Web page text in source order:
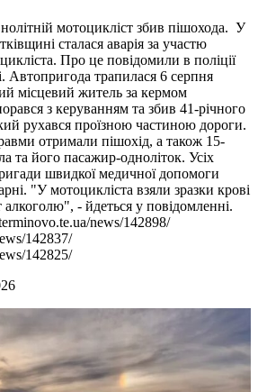
мотоцикліст збив пішохода. У
сталася аварія за участю
Про це повідомили в поліції
Автопригода трапилася 6 серпня
місцевий житель за кермом
з керуванням та збив 41-річного
рухався проїзною частиною дороги.
отримали пішохід, а також 15-
та його пасажир-одноліток. Усіх
швидкої медичної допомоги
"У мотоцикліста взяли зразки крові
алкоголю", - йдеться у повідомленні.
news/142898/
142837/
142825/